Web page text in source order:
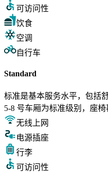
可访问性
饮食
空调
自行车
Standard
标准是基本服务水平，包括
5-8 号车厢为标准级别，座椅
无线上网
电源插座
行李
可访问性